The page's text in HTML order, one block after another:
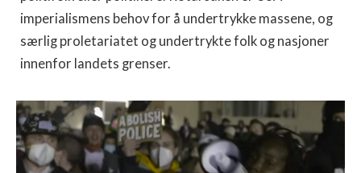
imperialismens behov for å undertrykke massene, og
særlig proletariatet og undertrykte folk og nasjoner
innenfor landets grenser.